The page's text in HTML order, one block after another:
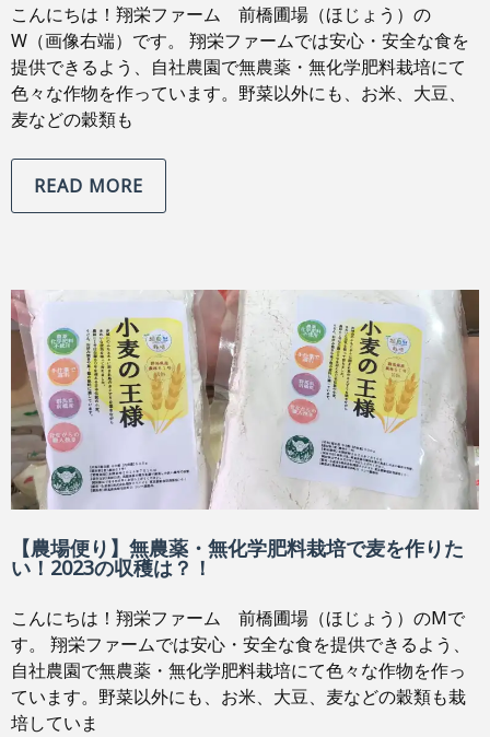
こんにちは！翔栄ファーム 前橋圃場（ほじょう）の
W（画像右端）です。 翔栄ファームでは安心・安全な食を
提供できるよう、自社農園で無農薬・無化学肥料栽培にて
色々な作物を作っています。野菜以外にも、お米、大豆、
麦などの穀類も
READ MORE
【農場便り】無農薬・無化学肥料栽培で麦を作りた
い！2023の収穫は？！
こんにちは！翔栄ファーム 前橋圃場（ほじょう）のMで
す。 翔栄ファームでは安心・安全な食を提供できるよう、
自社農園で無農薬・無化学肥料栽培にて色々な作物を作っ
ています。野菜以外にも、お米、大豆、麦などの穀類も栽
培していま